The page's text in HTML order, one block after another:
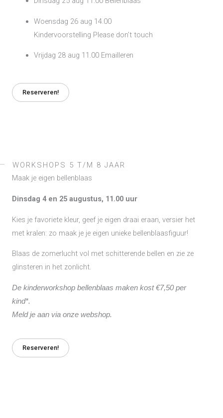
Woensdag 26 aug 14.00
Kindervoorstelling Please don’t touch
Vrijdag 28 aug 11.00 Emailleren
Reserveren!
WORKSHOPS 5 T/M 8 JAAR
Maak je eigen bellenblaas
Dinsdag 4 en 25 augustus, 11.00 uur
Kies je favoriete kleur, geef je eigen draai eraan, versier het
met kralen: zo maak je je eigen unieke bellenblaasfiguur!
Blaas de zomerlucht vol met schitterende bellen en zie ze
glinsteren in het zonlicht.
De kinderworkshop bellenblaas maken kost €7,50 per
kind*.
Meld je aan via onze webshop.
Reserveren!